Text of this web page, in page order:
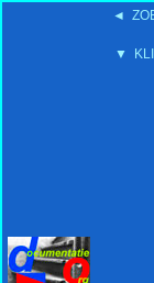
◄
▼
'15:19 19-2-2008